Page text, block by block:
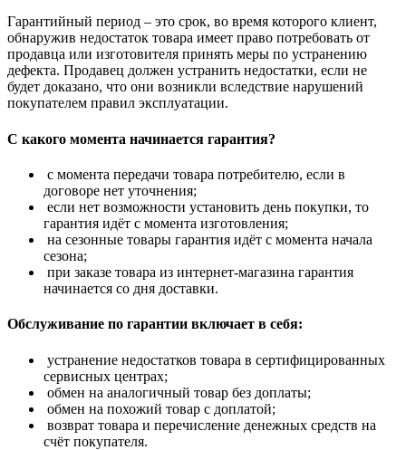
Гарантийный период – это срок, во время которого клиент,
обнаружив недостаток товара имеет право потребовать от
продавца или изготовителя принять меры по устранению
дефекта. Продавец должен устранить недостатки, если не
будет доказано, что они возникли вследствие нарушений
покупателем правил эксплуатации.
С какого момента начинается гарантия?
с момента передачи товара потребителю, если в
договоре нет уточнения;
если нет возможности установить день покупки, то
гарантия идёт с момента изготовления;
на сезонные товары гарантия идёт с момента начала
сезона;
при заказе товара из интернет-магазина гарантия
начинается со дня доставки.
Обслуживание по гарантии включает в себя:
устранение недостатков товара в сертифицированных
сервисных центрах;
обмен на аналогичный товар без доплаты;
обмен на похожий товар с доплатой;
возврат товара и перечисление денежных средств на
счёт покупателя.